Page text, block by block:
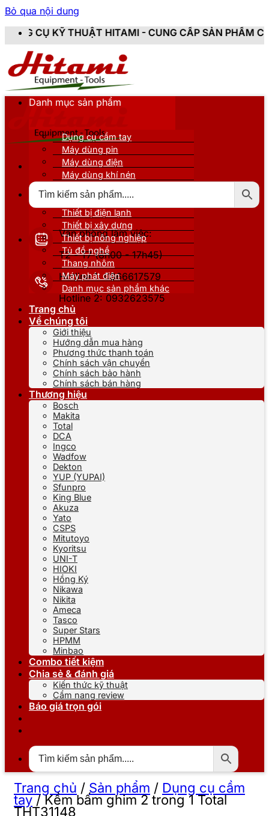
Bỏ qua nội dung
HITAMI - CUNG CẤP SẢN PHẨM CHÍNH HÃNG,
Văn phòng làm việc:
T2 - T7 (8h00 - 17h45)
Hotline 1: 0866617579
Hotline 2: 0932623575
Danh mục sản phẩm
Dụng cụ cầm tay
Máy dùng pin
Máy dùng điện
Máy dùng khí nén
Thiết bị nâng đỡ
Thiết bị điện lạnh
Thiết bị xây dựng
Thiết bị nông nghiệp
Tủ đồ nghề
Thang nhôm
Máy phát điện
Danh mục sản phẩm khác
Trang chủ
Về chúng tôi
Giới thiệu
Hướng dẫn mua hàng
Phương thức thanh toán
Chính sách vận chuyển
Chính sách bảo hành
Chính sách bán hàng
Thương hiệu
Bosch
Makita
Total
DCA
Ingco
Wadfow
Dekton
YUP (YUPAI)
Sfunpro
King Blue
Akuza
Yato
CSPS
Mitutoyo
Kyoritsu
UNI-T
HIOKI
Hồng Ký
Nikawa
Nikita
Ameca
Tasco
Super Stars
HPMM
Minbao
Combo tiết kiệm
Chia sẻ & đánh giá
Kiến thức kỹ thuật
Cẩm nang review
Báo giá trọn gói
Trang chủ / Sản phẩm / Dụng cụ cầm
tay/Kềm bấm ghim 2 trong 1 Total
THT31148